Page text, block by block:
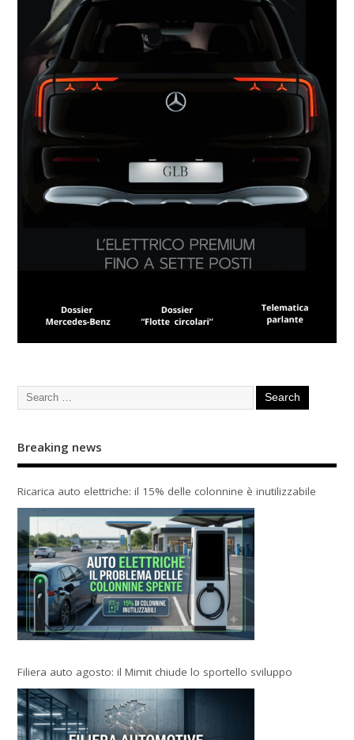
Breaking news
Ricarica auto elettriche: il 15% delle colonnine è inutilizzabile
Filiera auto agosto: il Mimit chiude lo sportello sviluppo